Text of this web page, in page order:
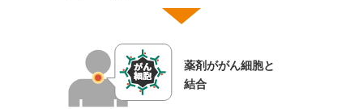
薬剤ががん細胞と
結合